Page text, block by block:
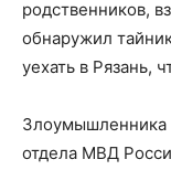
родственников,
обнаружил
уехать в Рязань,
Злоумышленника
отдела МВД